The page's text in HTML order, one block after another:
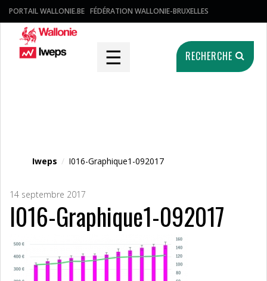
PORTAIL WALLONIE.BE FÉDÉRATION WALLONIE-BRUXELLES
☰ RECHERCHE
Iweps / I016-Graphique1-092017
14 septembre 2017
I016-Graphique1-092017